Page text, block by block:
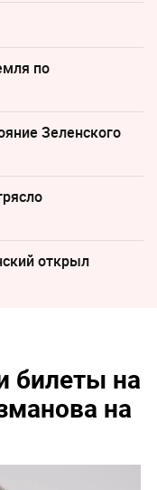
по
Зеленского
открыл
билеты на
на